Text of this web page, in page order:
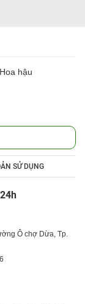
hậu
SỬ DỤNG
Ô chợ Dừa, Tp.